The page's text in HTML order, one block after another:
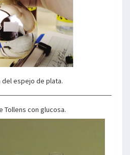
del espejo de plata.
Tollens con glucosa.